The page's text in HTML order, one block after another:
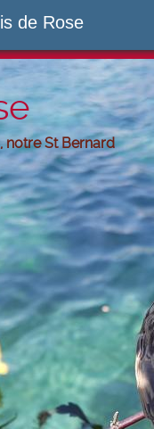
de Rose
notre St Bernard